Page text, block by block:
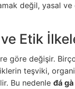
değil, yasal ve
Etik
göre değişir.
teşviki,
Bu nedenle đá